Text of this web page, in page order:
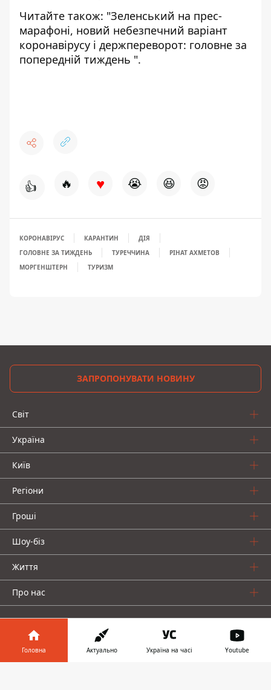
Читайте також: "Зеленський на прес-
марафоні, новий небезпечний варіант
коронавірусу і держпереворот: головне за
попередній тиждень ".
👍 🔥 ♥ 😭 😆 😡
КОРОНАВІРУС КАРАНТИН
ДІЯ
ГОЛОВНЕ ЗА ТИЖДЕНЬ
ТУРЕЧЧИНА
РІНАТ АХМЕТОВ
МОРГЕНШТЕРН
ТУРИЗМ
ЗАПРОПОНУВАТИ НОВИНУ
Світ
Україна
Київ
Регіони
Гроші
Шоу-біз
Життя
Про нас
Головна Актуально Україна на часі Youtube